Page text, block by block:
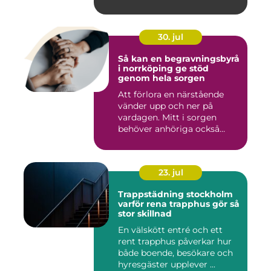
30. jul
Så kan en begravningsbyrå
i norrköping ge stöd
genom hela sorgen
Att förlora en närstående
vänder upp och ner på
vardagen. Mitt i sorgen
behöver anhöriga också
23. jul
Trappstädning stockholm
varför rena trapphus gör så
stor skillnad
En välskött entré och ett
rent trapphus påverkar hur
både boende, besökare och
hyresgäster upplever ...